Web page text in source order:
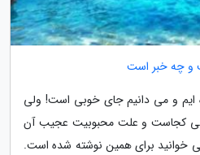
و چه خبر است
ایم و می دانیم جای خوبی است! ولی
کجاست و علت محبوبیت عجیب آن
خوانید برای همین نوشته شده است.